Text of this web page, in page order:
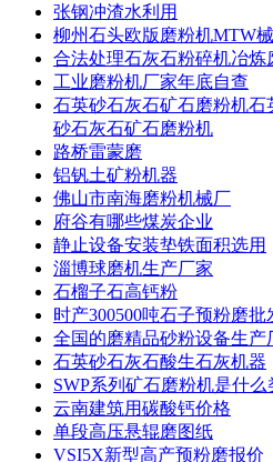
张钢冲渣水利用
柳州石头欧版磨粉机MTW械
合法处理石灰石粉碎机冶炼
工业磨粉机厂家年底自查
石英砂石灰石矿石磨粉机
砂石灰石矿石磨粉机
路桥雷蒙磨
铝钒土矿粉机器
佛山市南海磨粉机械厂
府谷有哪些煤炭企业
静止设备安装垫铁面积选用
淄博球磨机生产厂家
石榴子石高钙粉
时产300500吨石子预粉磨批
全国的磨精品砂粉设备生产
石英砂石灰石酸生石灰机器
SWP系列矿石磨粉机是什么
云南建筑用碳酸钙价格
单段高压悬辊磨图纸
VSI5X新型高产预粉磨报价